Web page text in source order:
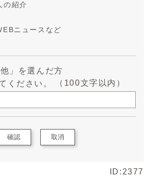
の紹介
ニュースなど
」を選んだ方
ください。
（100文字以内）
確認 取消
ID:2377